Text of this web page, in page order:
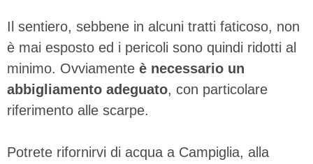
Il sentiero, sebbene in alcuni tratti faticoso, non
è mai esposto ed i pericoli sono quindi ridotti al
minimo. Ovviamente è necessario un
abbigliamento adeguato, con particolare
riferimento alle scarpe.
Potrete rifornirvi di acqua a Campiglia, alla